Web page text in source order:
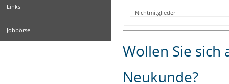
Links
Jobbörse
Nichtmitglieder
Wollen Sie sich
Neukunde?